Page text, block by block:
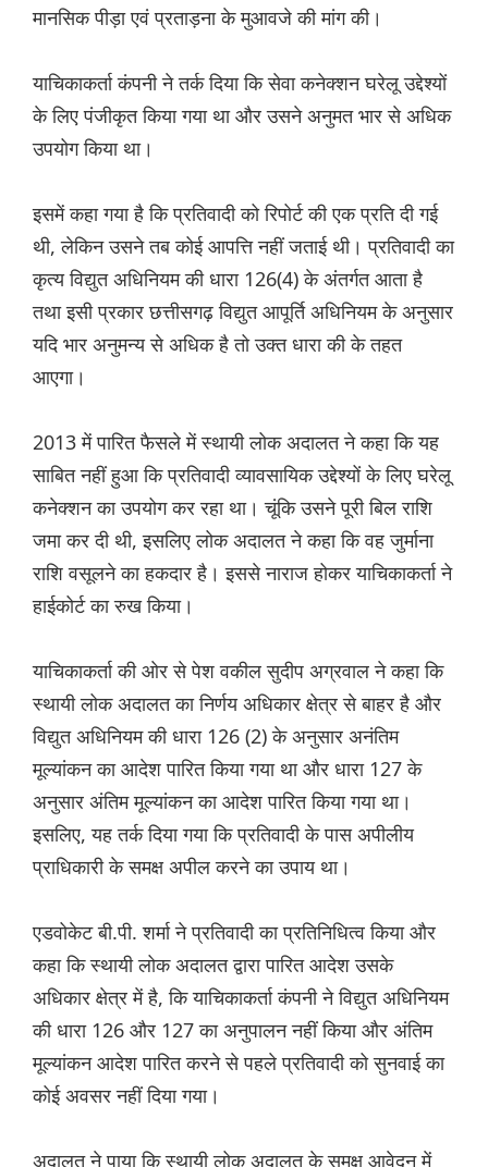
मानसिक पीड़ा एवं प्रताड़ना के मुआवजे की मांग की।
याचिकाकर्ता कंपनी ने तर्क दिया कि सेवा कनेक्शन घरेलू उद्देश्यों
के लिए पंजीकृत किया गया था और उसने अनुमत भार से अधिक
उपयोग किया था।
इसमें कहा गया है कि प्रतिवादी को रिपोर्ट की एक प्रति दी गई
थी, लेकिन उसने तब कोई आपत्ति नहीं जताई थी। प्रतिवादी का
कृत्य विद्युत अधिनियम की धारा 126(4) के अंतर्गत आता है
तथा इसी प्रकार छत्तीसगढ़ विद्युत आपूर्ति अधिनियम के अनुसार
यदि भार अनुमन्य से अधिक है तो उक्त धारा की के तहत
आएगा।
2013 में पारित फैसले में स्थायी लोक अदालत ने कहा कि यह
साबित नहीं हुआ कि प्रतिवादी व्यावसायिक उद्देश्यों के लिए घरेलू
कनेक्शन का उपयोग कर रहा था। चूंकि उसने पूरी बिल राशि
जमा कर दी थी, इसलिए लोक अदालत ने कहा कि वह जुर्माना
राशि वसूलने का हकदार है। इससे नाराज होकर याचिकाकर्ता ने
हाईकोर्ट का रुख किया।
याचिकाकर्ता की ओर से पेश वकील सुदीप अग्रवाल ने कहा कि
स्थायी लोक अदालत का निर्णय अधिकार क्षेत्र से बाहर है और
विद्युत अधिनियम की धारा 126 (2) के अनुसार अनंतिम
मूल्यांकन का आदेश पारित किया गया था और धारा 127 के
अनुसार अंतिम मूल्यांकन का आदेश पारित किया गया था।
इसलिए, यह तर्क दिया गया कि प्रतिवादी के पास अपीलीय
प्राधिकारी के समक्ष अपील करने का उपाय था।
एडवोकेट बी.पी. शर्मा ने प्रतिवादी का प्रतिनिधित्व किया और
कहा कि स्थायी लोक अदालत द्वारा पारित आदेश उसके
अधिकार क्षेत्र में है, कि याचिकाकर्ता कंपनी ने विद्युत अधिनियम
की धारा 126 और 127 का अनुपालन नहीं किया और अंतिम
मूल्यांकन आदेश पारित करने से पहले प्रतिवादी को सुनवाई का
कोई अवसर नहीं दिया गया।
अदालत ने पाया कि स्थायी लोक अदालत के समक्ष आवेदन में